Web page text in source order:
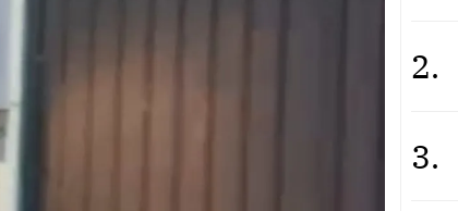
2.
3.